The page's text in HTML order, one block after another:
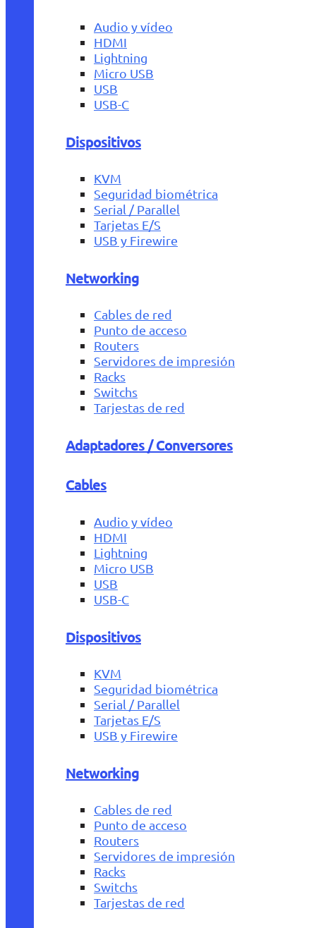
Audio y vídeo
HDMI
Lightning
Micro USB
USB
USB-C
Dispositivos
KVM
Seguridad biométrica
Serial / Parallel
Tarjetas E/S
USB y Firewire
Networking
Cables de red
Punto de acceso
Routers
Servidores de impresión
Racks
Switchs
Tarjestas de red
Adaptadores / Conversores
Cables
Audio y vídeo
HDMI
Lightning
Micro USB
USB
USB-C
Dispositivos
KVM
Seguridad biométrica
Serial / Parallel
Tarjetas E/S
USB y Firewire
Networking
Cables de red
Punto de acceso
Routers
Servidores de impresión
Racks
Switchs
Tarjestas de red